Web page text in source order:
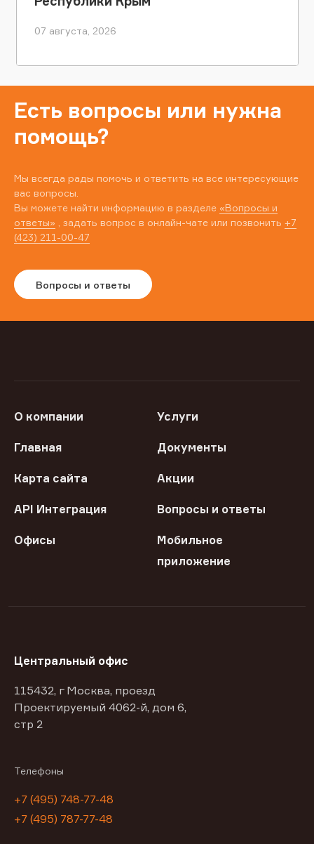
07 августа, 2026
Есть вопросы или нужна
помощь?
Мы всегда рады помочь и ответить на все интересующие
вас вопросы.
Вы можете найти информацию в разделе «Вопросы и
ответы» , задать вопрос в онлайн-чате или позвонить +7
(423) 211-00-47
Вопросы и ответы
О компании Услуги
Главная Документы
Карта сайта Акции
API Интеграция Вопросы и ответы
Офисы
Мобильное
приложение
Центральный офис
115432, г Москва, проезд
Проектируемый 4062-й, дом 6,
стр 2
Телефоны
+7 (495) 748-77-48
+7 (495) 787-77-48